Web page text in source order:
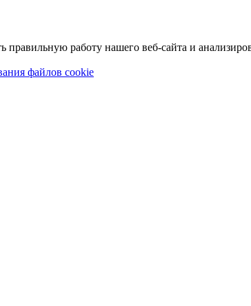
работу нашего веб-сайта и
файлов cookie